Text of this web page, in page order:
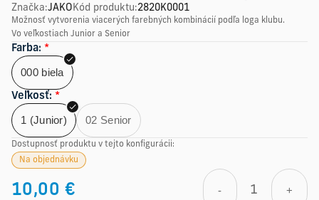
Značka:JAKOKód produktu:2820K0001
Možnosť vytvorenia viacerých farebných kombinácií podľa loga klubu.
Vo veľkostiach Junior a Senior
Farba: *
000 biela
Veľkosť: *
1 (Junior) 02 Senior
Dostupnosť produktu v tejto konfigurácii:
Na objednávku
10,00 € - +